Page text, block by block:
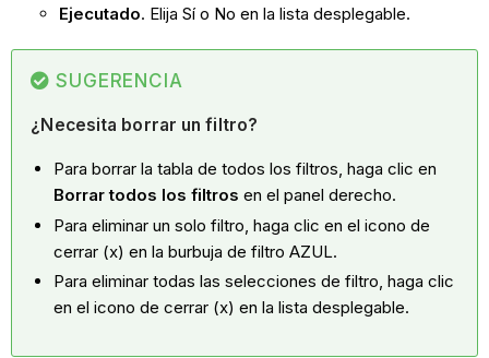
Ejecutado. Elija Sí o No en la lista desplegable.
SUGERENCIA
¿Necesita borrar un filtro?
Para borrar la tabla de todos los filtros, haga clic en
Borrar todos los filtros en el panel derecho.
Para eliminar un solo filtro, haga clic en el icono de
cerrar (x) en la burbuja de filtro AZUL.
Para eliminar todas las selecciones de filtro, haga clic
en el icono de cerrar (x) en la lista desplegable.